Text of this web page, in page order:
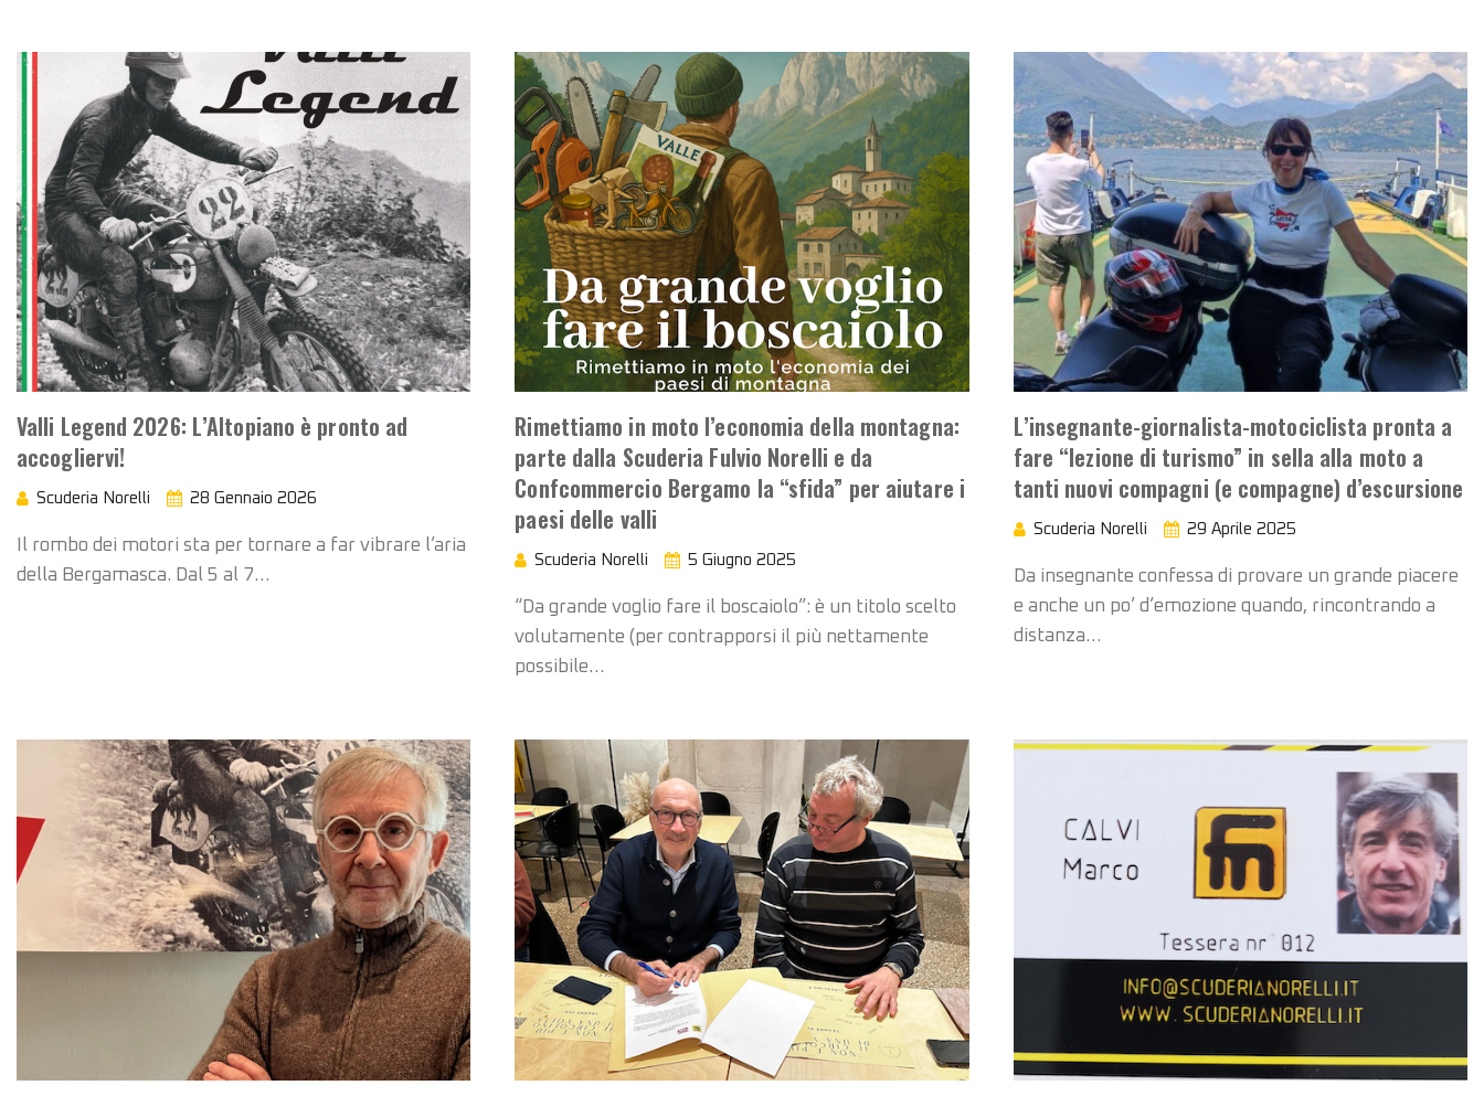
Valli Legend 2026: L’Altopiano è pronto ad
accogliervi!
Scuderia Norelli 28 Gennaio 2026
Il rombo dei motori sta per tornare a far vibrare l’aria
della Bergamasca. Dal 5 al 7…
Rimettiamo in moto l’economia della montagna:
parte dalla Scuderia Fulvio Norelli e da
Confcommercio Bergamo la “sfida” per aiutare i
paesi delle valli
Scuderia Norelli 5 Giugno 2025
“Da grande voglio fare il boscaiolo”: è un titolo scelto
volutamente (per contrapporsi il più nettamente
possibile…
L’insegnante-giornalista-motociclista pronta a
fare “lezione di turismo” in sella alla moto a
tanti nuovi compagni (e compagne) d’escursione
Scuderia Norelli 29 Aprile 2025
Da insegnante confessa di provare un grande piacere
e anche un po’ d’emozione quando, rincontrando a
distanza…